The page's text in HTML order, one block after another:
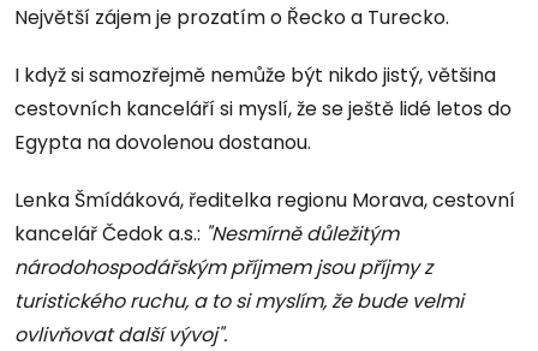
Největší zájem je prozatím o Řecko a Turecko.
I když si samozřejmě nemůže být nikdo jistý, většina
cestovních kanceláří si myslí, že se ještě lidé letos do
Egypta na dovolenou dostanou.
Lenka Šmídáková, ředitelka regionu Morava, cestovní
kancelář Čedok a.s.: "Nesmírně důležitým
národohospodářským příjmem jsou příjmy z
turistického ruchu, a to si myslím, že bude velmi
ovlivňovat další vývoj".